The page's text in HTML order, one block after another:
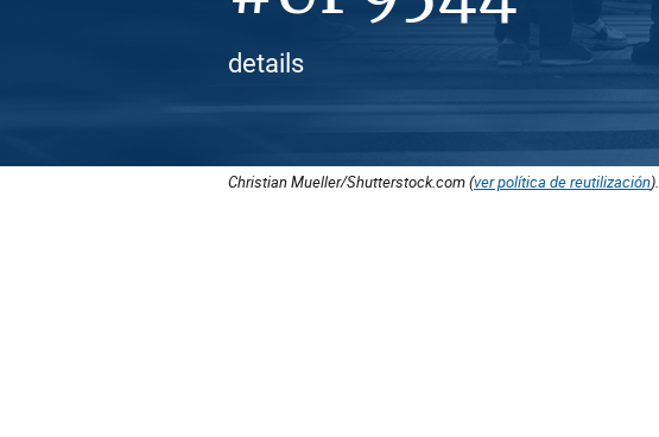
details
Christian Mueller/Shutterstock.com (ver política de reutilización).